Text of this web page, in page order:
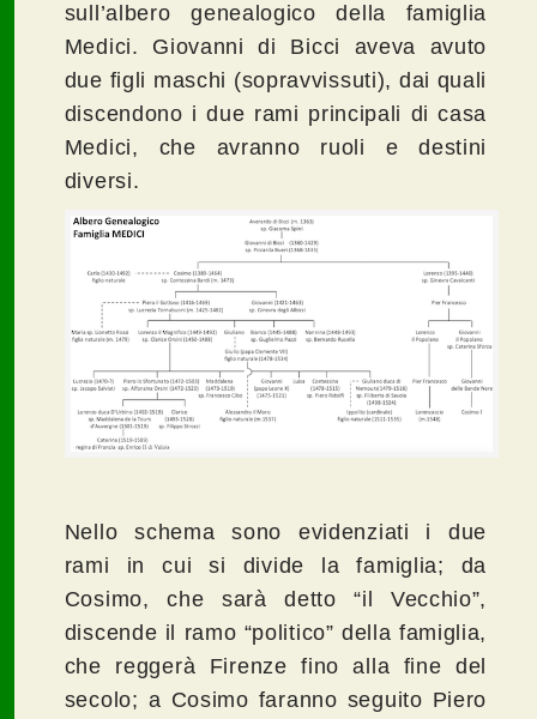
sull’albero genealogico della famiglia
Medici. Giovanni di Bicci aveva avuto
due figli maschi (sopravvissuti), dai quali
discendono i due rami principali di casa
Medici, che avranno ruoli e destini
diversi.
Nello schema sono evidenziati i due
rami in cui si divide la famiglia; da
Cosimo, che sarà detto “il Vecchio”,
discende il ramo “politico” della famiglia,
che reggerà Firenze fino alla fine del
secolo; a Cosimo faranno seguito Piero